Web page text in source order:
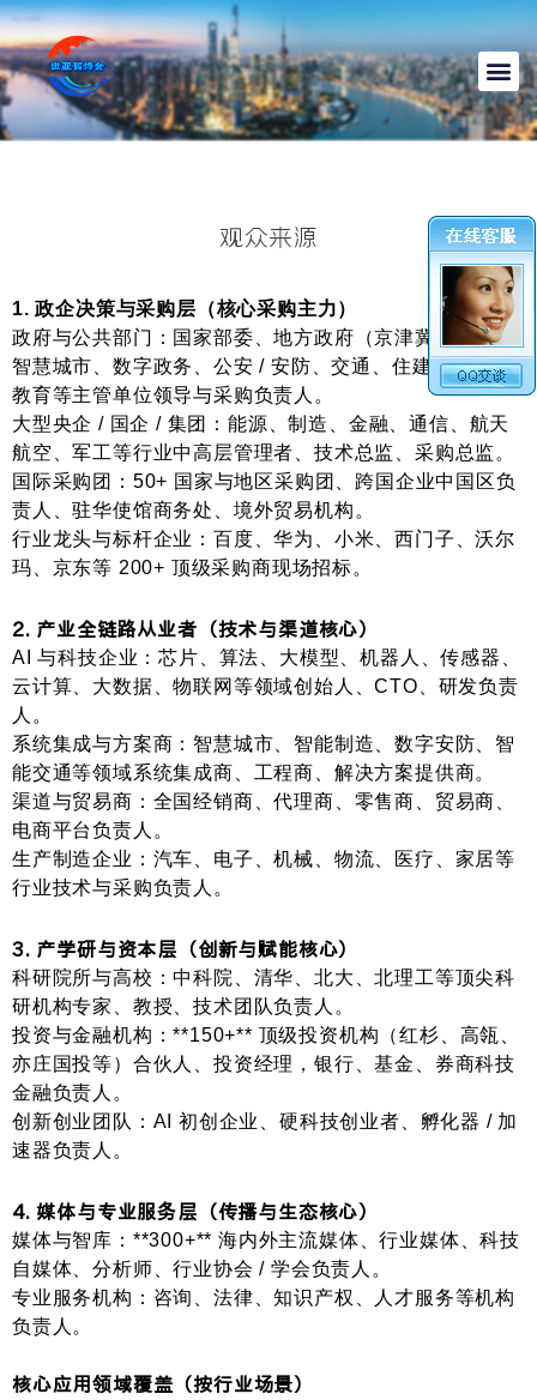
观众来源
1. 政企决策与采购层（核心采购主力）
政府与公共部门 ：国家部委、地方政府（京津冀为主）、
智慧城市、数字政务、公安 / 安防、交通、住建、医疗、
教育等主管单位领导与采购负责人。
大型央企 / 国企 / 集团
：能源、制造、金融、通信、航天
航空、军工等行业中高层管理者、技术总监、采购总监。
国际采购团
：50+ 国家与地区采购团、跨国企业中国区负
责人、驻华使馆商务处、境外贸易机构。
行业龙头与标杆企业 ：百度、华为、小米、西门子、沃尔
玛、京东等 200+ 顶级采购商现场招标。
2. 产业全链路从业者（技术与渠道核心）
AI 与科技企业 ：芯片、算法、大模型、机器人、传感器、
云计算、大数据、物联网等领域创始人、CTO、研发负责
人。
系统集成与方案商 ：智慧城市、智能制造、数字安防、智
能交通等领域系统集成商、工程商、解决方案提供商。
渠道与贸易商 ：全国经销商、代理商、零售商、贸易商、
电商平台负责人。
生产制造企业 ：汽车、电子、机械、物流、医疗、家居等
行业技术与采购负责人。
3. 产学研与资本层（创新与赋能核心）
科研院所与高校 ：中科院、清华、北大、北理工等顶尖科
研机构专家、教授、技术团队负责人。
投资与金融机构 ：**150+** 顶级投资机构（红杉、高瓴、
亦庄国投等）合伙人、投资经理，银行、基金、券商科技
金融负责人。
创新创业团队 ：AI 初创企业、硬科技创业者、孵化器 / 加
速器负责人。
4. 媒体与专业服务层（传播与生态核心）
媒体与智库 ：**300+** 海内外主流媒体、行业媒体、科技
自媒体、分析师、行业协会 / 学会负责人。
专业服务机构 ：咨询、法律、知识产权、人才服务等机构
负责人。
核心应用领域覆盖（按行业场景）